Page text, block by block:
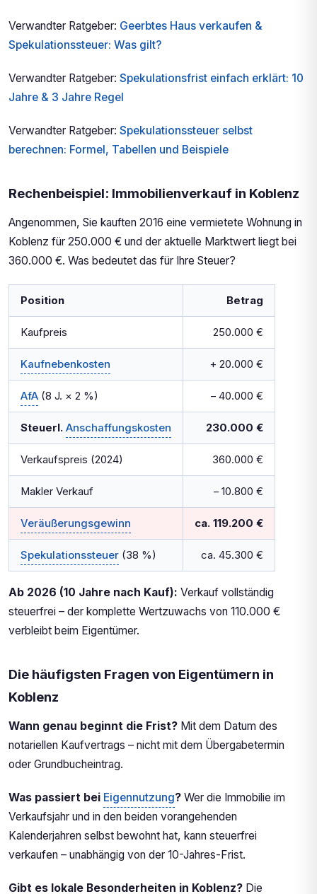
Verwandter Ratgeber: Geerbtes Haus verkaufen &
Spekulationssteuer: Was gilt?
Verwandter Ratgeber: Spekulationsfrist einfach erklärt: 10
Jahre & 3 Jahre Regel
Verwandter Ratgeber: Spekulationssteuer selbst
berechnen: Formel, Tabellen und Beispiele
Rechenbeispiel: Immobilienverkauf in Koblenz
Angenommen, Sie kauften 2016 eine vermietete Wohnung in
Koblenz für 250.000 € und der aktuelle Marktwert liegt bei
360.000 €. Was bedeutet das für Ihre Steuer?
Position Betrag
Kaufpreis 250.000 €
Kaufnebenkosten + 20.000 €
AfA (8 J. × 2 %) – 40.000 €
Steuerl. Anschaffungskosten 230.000 €
Verkaufspreis (2024) 360.000 €
Makler Verkauf – 10.800 €
Veräußerungsgewinn ca. 119.200 €
Spekulationssteuer (38 %) ca. 45.300 €
Ab 2026 (10 Jahre nach Kauf): Verkauf vollständig
steuerfrei – der komplette Wertzuwachs von 110.000 €
verbleibt beim Eigentümer.
Die häufigsten Fragen von Eigentümern in
Koblenz
Wann genau beginnt die Frist? Mit dem Datum des
notariellen Kaufvertrags – nicht mit dem Übergabetermin
oder Grundbucheintrag.
Was passiert bei Eigennutzung? Wer die Immobilie im
Verkaufsjahr und in den beiden vorangehenden
Kalenderjahren selbst bewohnt hat, kann steuerfrei
verkaufen – unabhängig von der 10-Jahres-Frist.
Gibt es lokale Besonderheiten in Koblenz? Die